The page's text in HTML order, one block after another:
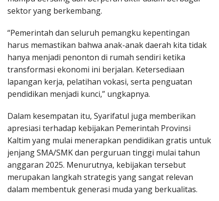
sektor yang berkembang.
“Pemerintah dan seluruh pemangku kepentingan
harus memastikan bahwa anak-anak daerah kita tidak
hanya menjadi penonton di rumah sendiri ketika
transformasi ekonomi ini berjalan. Ketersediaan
lapangan kerja, pelatihan vokasi, serta penguatan
pendidikan menjadi kunci,” ungkapnya.
Dalam kesempatan itu, Syarifatul juga memberikan
apresiasi terhadap kebijakan Pemerintah Provinsi
Kaltim yang mulai menerapkan pendidikan gratis untuk
jenjang SMA/SMK dan perguruan tinggi mulai tahun
anggaran 2025. Menurutnya, kebijakan tersebut
merupakan langkah strategis yang sangat relevan
dalam membentuk generasi muda yang berkualitas.